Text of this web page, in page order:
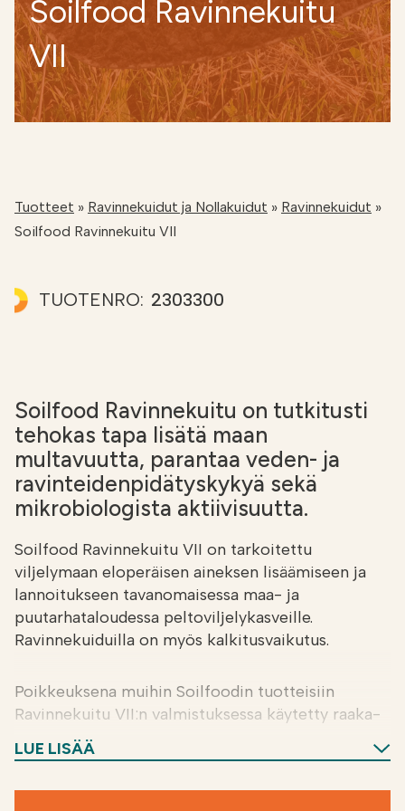
FI Etsi
VERKKOKAUPPA
Soilfood Ravinnekuitu
VII
Tuotteet » Ravinnekuidut ja Nollakuidut » Ravinnekuidut »
Soilfood Ravinnekuitu VII
TUOTENRO: 2303300
Soilfood Ravinnekuitu on tutkitusti
tehokas tapa lisätä maan
multavuutta, parantaa veden- ja
ravinteidenpidätyskykyä sekä
mikrobiologista aktiivisuutta.
Soilfood Ravinnekuitu VII on tarkoitettu
viljelymaan eloperäisen aineksen lisäämiseen ja
lannoitukseen tavanomaisessa maa- ja
puutarhataloudessa peltoviljelykasveille.
Ravinnekuiduilla on myös kalkitusvaikutus.
Poikkeuksena muihin Soilfoodin tuotteisiin
Ravinnekuitu VII:n valmistuksessa käytetty raaka-
aine sisältää pienen määrän
yhdyskuntapuhdistamolietettä.
LUE LISÄÄ